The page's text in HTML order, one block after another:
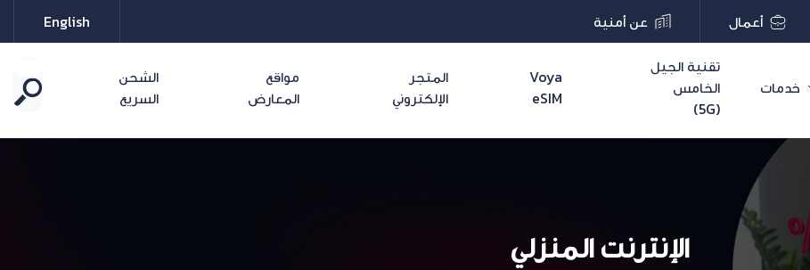
أعمال عن أمنية English
خدمات
تقنية الجيل
الخامس
(5G)
Voya
eSIM
المتجر
الإلكتروني
مواقع
المعارض
الشحن
السريع
الإنترنت المنزلي